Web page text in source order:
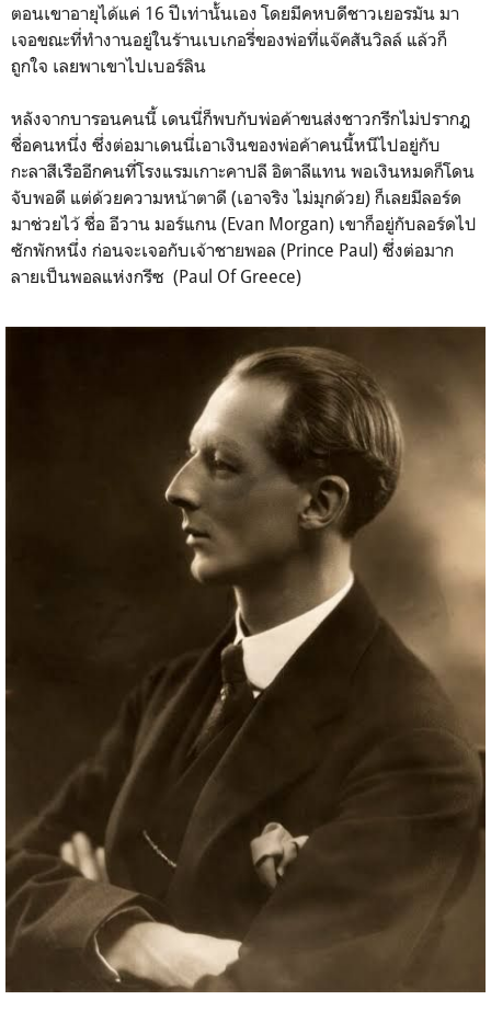
ตอนเขาอายุได้แค่ 16 ปีเท่านั้นเองโดยมีคหบดีชาวเยอรมัน มา
เจอขณะที่ทำงานอยู่ในร้านเบเกอรี่ของพ่อที่แจ๊คสันวิลล์ แล้วก็
ถูกใจ เลยพาเขาไปเบอร์ลิน
หลังจากบารอนคนนี้ เดนนี่ก็พบกับพ่อค้าขนส่งชาวกรีกไม่ปรากฎ
ชื่อคนหนึ่ง ซึ่งต่อมาเดนนี่เอาเงินของพ่อค้าคนนี้หนีไปอยู่กับ
กะลาสีเรืออีกคนที่โรงแรมเกาะคาปลี อิตาลีแทน พอเงินหมดก็โดน
จับพอดี แต่ด้วยความหน้าตาดี (เอาจริง ไม่มุกด้วย) ก็เลยมีลอร์ด
มาช่วยไว้ ชื่อ อีวาน มอร์แกน (Evan Morgan) เขาก็อยู่กับลอร์ดไป
ซักพักหนึ่ง ก่อนจะเจอกับเจ้าชายพอล (Prince Paul) ซึ่งต่อมาก
ลายเป็นพอลแห่งกรีซ (Paul Of Greece)